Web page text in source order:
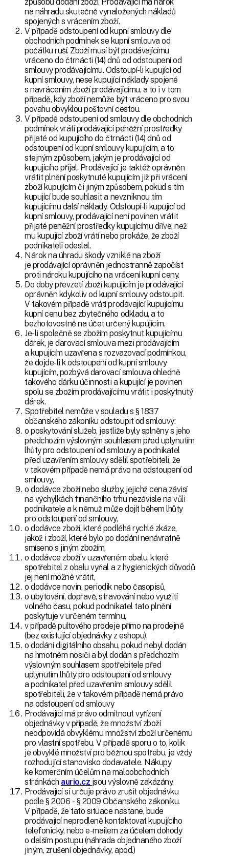
na náhradu skutečně vynaložených nákladů
spojených s vrácením zboží.
V případě odstoupení od kupní smlouvy dle
obchodních podmínek se kupní smlouva od
počátku ruší. Zboží musí být prodávajícímu
vráceno do čtrnácti (14) dnů od odstoupení od
smlouvy prodávajícímu. Odstoupí-li kupující od
kupní smlouvy, nese kupující náklady spojené
s navrácením zboží prodávajícímu, a to i v tom
případě, kdy zboží nemůže být vráceno pro svou
povahu obvyklou poštovní cestou.
V případě odstoupení od smlouvy dle obchodních
podmínek vrátí prodávající peněžní prostředky
přijaté od kupujícího do čtrnácti (14) dnů od
odstoupení od kupní smlouvy kupujícím, a to
stejným způsobem, jakým je prodávající od
kupujícího přijal. Prodávající je taktéž oprávněn
vrátit plnění poskytnuté kupujícím již při vrácení
zboží kupujícím či jiným způsobem, pokud s tím
kupující bude souhlasit a nevzniknou tím
kupujícímu další náklady. Odstoupí-li kupující od
kupní smlouvy, prodávající není povinen vrátit
přijaté peněžní prostředky kupujícímu dříve, než
mu kupující zboží vrátí nebo prokáže, že zboží
podnikateli odeslal.
Nárok na úhradu škody vzniklé na zboží
je prodávající oprávněn jednostranně započíst
proti nároku kupujícího na vrácení kupní ceny.
Do doby převzetí zboží kupujícím je prodávající
oprávněn kdykoliv od kupní smlouvy odstoupit.
V takovém případě vrátí prodávající kupujícímu
kupní cenu bez zbytečného odkladu, a to
bezhotovostně na účet určený kupujícím.
Je-li společně se zbožím poskytnut kupujícímu
dárek, je darovací smlouva mezi prodávajícím
a kupujícím uzavřena s rozvazovací podmínkou,
že dojde-li k odstoupení od kupní smlouvy
kupujícím, pozbývá darovací smlouva ohledně
takového dárku účinnosti a kupující je povinen
spolu se zbožím prodávajícímu vrátit i poskytnutý
dárek.
Spotřebitel nemůže v souladu s § 1837
občanského zákoníku odstoupit od smlouvy:
o poskytování služeb, jestliže byly splněny s jeho
předchozím výslovným souhlasem před uplynutím
lhůty pro odstoupení od smlouvy a podnikatel
před uzavřením smlouvy sdělil spotřebiteli, že
v takovém případě nemá právo na odstoupení od
smlouvy,
o dodávce zboží nebo služby, jejichž cena závisí
na výchylkách finančního trhu nezávisle na vůli
podnikatele a k němuž může dojít během lhůty
pro odstoupení od smlouvy,
o dodávce zboží, které podléhá rychlé zkáze,
jakož i zboží, které bylo po dodání nenávratně
smíseno s jiným zbožím,
o dodávce zboží v uzavřeném obalu, které
spotřebitel z obalu vyňal a z hygienických důvodů
jej není možné vrátit,
o dodávce novin, periodik nebo časopisů,
o ubytování, dopravě, stravování nebo využití
volného času, pokud podnikatel tato plnění
poskytuje v určeném termínu,
v případě pultového prodeje přímo na prodejně
(bez existující objednávky z eshopu),
o dodání digitálního obsahu, pokud nebyl dodán
na hmotném nosiči a byl dodán s předchozím
výslovným souhlasem spotřebitele před
uplynutím lhůty pro odstoupení od smlouvy
a podnikatel před uzavřením smlouvy sdělil
spotřebiteli, že v takovém případě nemá právo
na odstoupení od smlouvy
Prodávající má právo odmítnout vyřízení
objednávky v případě, že množství zboží
neodpovídá obvyklému množství zboží určenému
pro vlastní spotřebu. V případě sporu o to, kolik
je obvyklé množství pro běžnou spotřebu, je vždy
rozhodující stanovisko dodavatele. Nákupy
ke komerčním účelům na maloobchodních
stránkách aurio.cz jsou výslovně zakázány.
Prodávající si určuje právo zrušit objednávku
podle § 2006 - § 2009 Občanského zákoníku.
V případě, že tato situace nastane, bude
prodávající neprodleně kontaktovat kupujícího
telefonicky, nebo e-mailem za účelem dohody
o dalším postupu (náhrada objednaného zboží
jiným, zrušení objednávky, apod.)